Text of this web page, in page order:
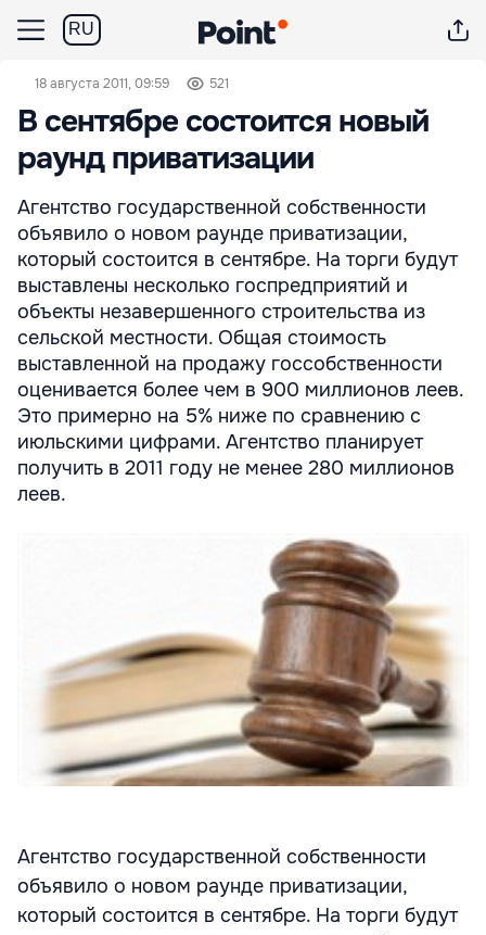
RU
18 августа 2011, 09:59 521
В сентябре состоится новый
раунд приватизации
Агентство государственной собственности
объявило о новом раунде приватизации,
который состоится в сентябре. На торги будут
выставлены несколько госпредприятий и
объекты незавершенного строительства из
сельской местности. Общая стоимость
выставленной на продажу госсобственности
оценивается более чем в 900 миллионов леев.
Это примерно на 5% ниже по сравнению с
июльскими цифрами. Агентство планирует
получить в 2011 году не менее 280 миллионов
леев.
Агентство государственной собственности
объявило о новом раунде приватизации,
который состоится в сентябре. На торги будут